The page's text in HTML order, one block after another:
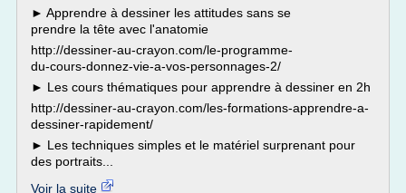
► Apprendre à dessiner les attitudes sans se
prendre la tête avec l'anatomie
http://dessiner-au-crayon.com/le-programme-
du-cours-donnez-vie-a-vos-personnages-2/
► Les cours thématiques pour apprendre à dessiner en 2h
http://dessiner-au-crayon.com/les-formations-apprendre-a-
dessiner-rapidement/
► Les techniques simples et le matériel surprenant pour
des portraits...
Voir la suite